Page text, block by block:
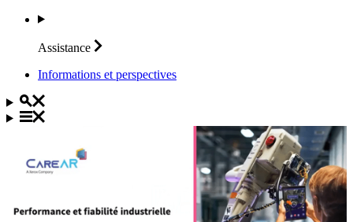
Assistance
Informations et perspectives